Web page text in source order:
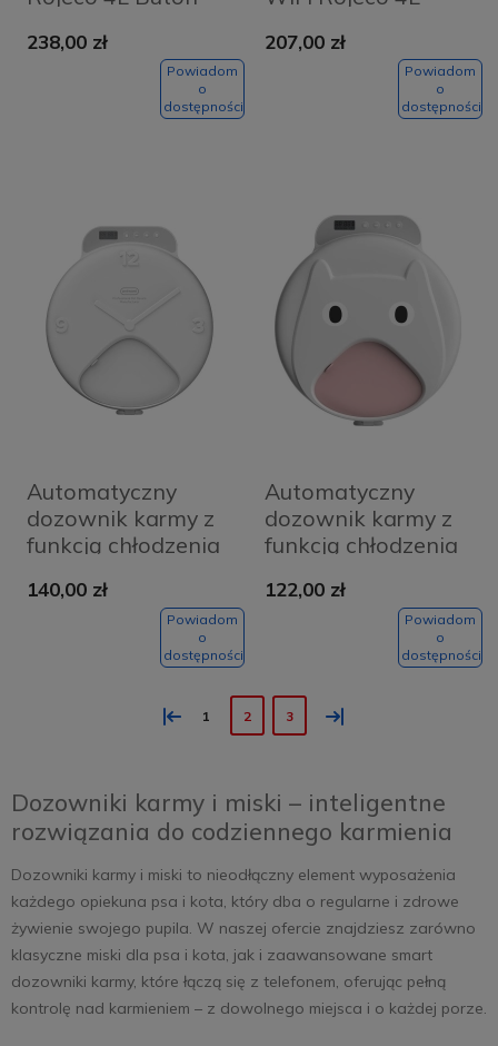
miska)
238,00 zł
Powiadom
o
dostępności
207,00 zł
Powiadom
o
dostępności
Automatyczny
dozownik karmy z
funkcją chłodzenia
CLK
140,00 zł
Powiadom
o
dostępności
Automatyczny
dozownik karmy z
funkcją chłodzenia
122,00 zł
Powiadom
o
dostępności
« 1 2 3 »
Dozowniki karmy i miski – inteligentne
rozwiązania do codziennego karmienia
Dozowniki karmy i miski to nieodłączny element wyposażenia
każdego opiekuna psa i kota, który dba o regularne i zdrowe
żywienie swojego pupila. W naszej ofercie znajdziesz zarówno
klasyczne miski dla psa i kota, jak i zaawansowane smart
dozowniki karmy, które łączą się z telefonem, oferując pełną
kontrolę nad karmieniem – z dowolnego miejsca i o każdej porze.